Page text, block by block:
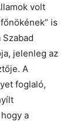
volt
is
jelenleg az
A
foglaló,
a